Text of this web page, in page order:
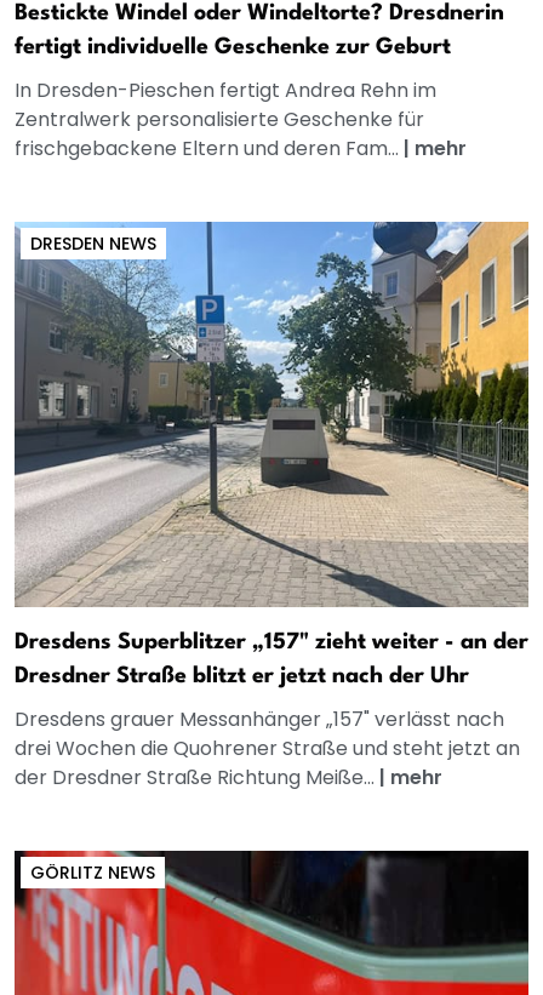
Bestickte Windel oder Windeltorte? Dresdnerin
fertigt individuelle Geschenke zur Geburt
In Dresden-Pieschen fertigt Andrea Rehn im
Zentralwerk personalisierte Geschenke für
frischgebackene Eltern und deren Fam... | mehr
DRESDEN NEWS
Dresdens Superblitzer „157" zieht weiter - an der
Dresdner Straße blitzt er jetzt nach der Uhr
Dresdens grauer Messanhänger „157" verlässt nach
drei Wochen die Quohrener Straße und steht jetzt an
der Dresdner Straße Richtung Meiße... | mehr
GÖRLITZ NEWS